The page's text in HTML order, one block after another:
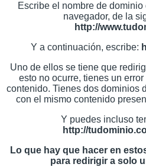
Escribe el nombre de
navegador, de la
http://
Y a continuación, escribe:
Uno de ellos se tiene que
esto no ocurre, tienes un
contenido. Tienes dos dominios
con el mismo contenido
Y puedes incluso
http://
Lo que hay que hacer en
para redirigir a solo